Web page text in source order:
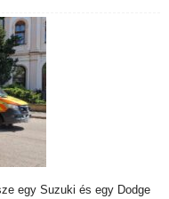
egy Suzuki és egy Dodge